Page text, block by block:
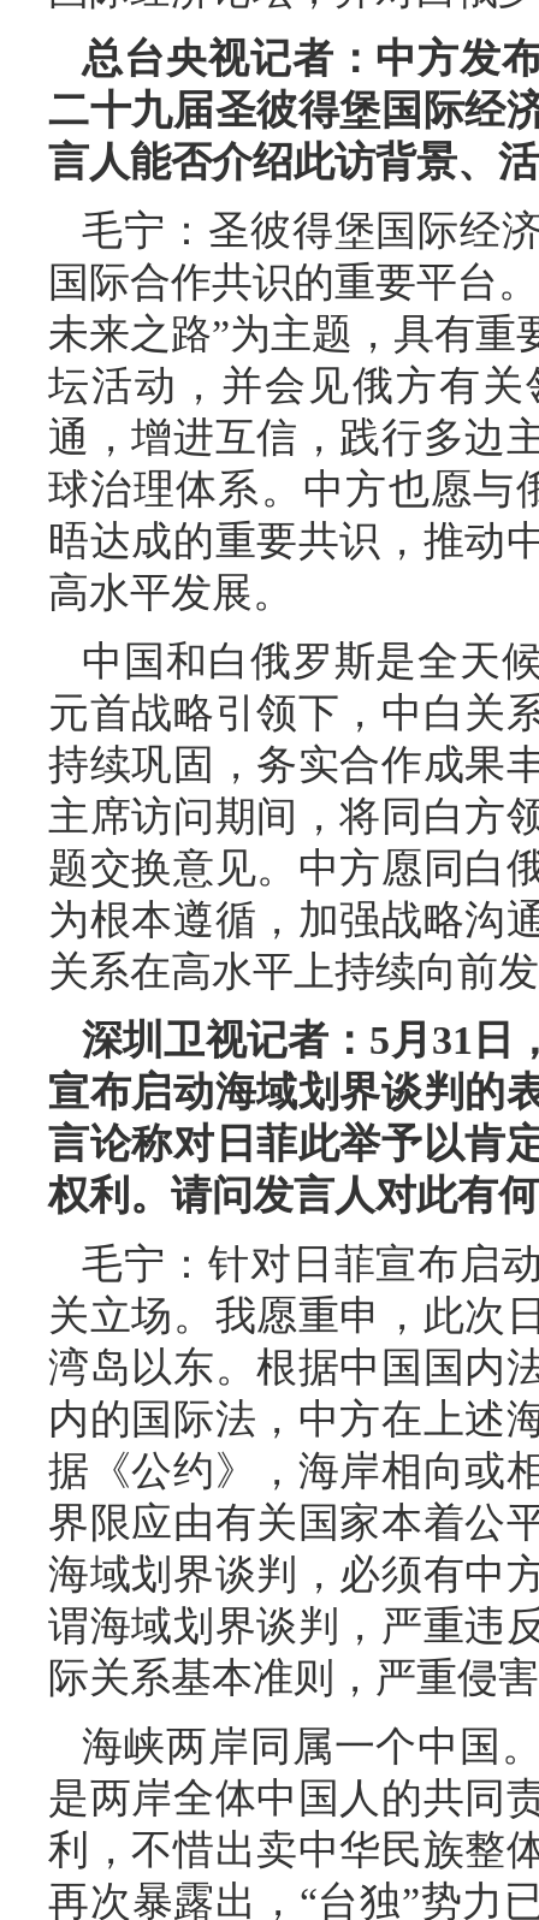
总台央视记者：中方发
二十九届圣彼得堡国际经
言人能否介绍此访背景、
毛宁：圣彼得堡国际经
国际合作共识的重要平台
未来之路”为主题，具有
坛活动，并会见俄方有
通，增进互信，践行多边
球治理体系。中方也愿与
晤达成的重要共识，推动
高水平发展。
中国和白俄罗斯是全天
元首战略引领下，中白关
持续巩固，务实合作成果
主席访问期间，将同白方
题交换意见。中方愿同白
为根本遵循，加强战略沟
关系在高水平上持续向前
深圳卫视记者：5月31日
宣布启动海域划界谈判的
言论称对日菲此举予以肯
权利。请问发言人对此有
毛宁：针对日菲宣布启
关立场。我愿重申，此次
湾岛以东。根据中国国内
内的国际法，中方在上述
据《公约》，海岸相向或
界限应由有关国家本着公
海域划界谈判，必须有中
谓海域划界谈判，严重违
际关系基本准则，严重侵
海峡两岸同属一个中国
是两岸全体中国人的共同
利，不惜出卖中华民族整
再次暴露出，“台独”势力